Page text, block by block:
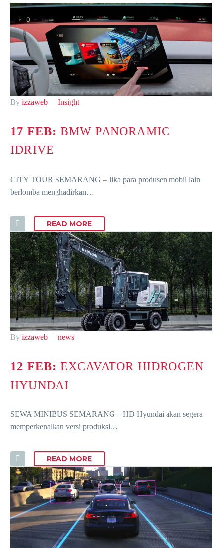
By izzaweb Insight
17 FEB: BMW PANORAMIC
IDRIVE
CITY TOUR SEMARANG – Jika para produsen mobil lain
berlomba menghadirkan…
READ MORE
By izzaweb news
12 FEB: EXCAVATOR HIDROGEN
HYUNDAI
SEWA MINIBUS SEMARANG – HD Hyundai akan segera
memperkenalkan versi produksi…
READ MORE